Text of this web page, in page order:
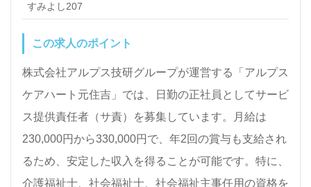
すみよし207
この求人のポイント
株式会社アルプス技研グループが運営する「アルプス
ケアハート元住吉」では、日勤の正社員としてサービ
ス提供責任者（サ責）を募集しています。月給は
230,000円から330,000円で、年2回の賞与も支給され
るため、安定した収入を得ることが可能です。特に、
介護福祉士、社会福祉士、社会福祉主事任用の資格を